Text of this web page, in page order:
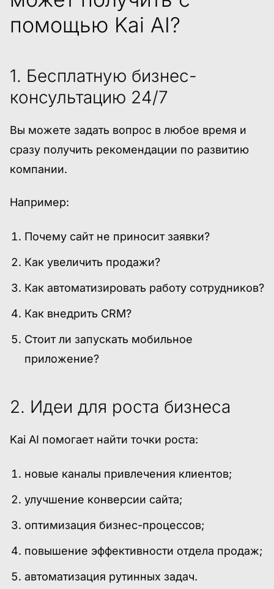
помощью Kai AI?
1. Бесплатную бизнес-
консультацию 24/7
Вы можете задать вопрос в любое время и
сразу получить рекомендации по развитию
компании.
Например:
Почему сайт не приносит заявки?
Как увеличить продажи?
Как автоматизировать работу сотрудников?
Как внедрить CRM?
Стоит ли запускать мобильное
приложение?
2. Идеи для роста бизнеса
Kai AI помогает найти точки роста:
новые каналы привлечения клиентов;
улучшение конверсии сайта;
оптимизация бизнес-процессов;
повышение эффективности отдела продаж;
автоматизация рутинных задач.